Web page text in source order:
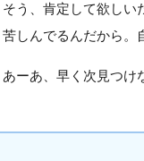
そう、肯定して欲しい
苦しんでるんだから。
あーあ、早く次見つけ